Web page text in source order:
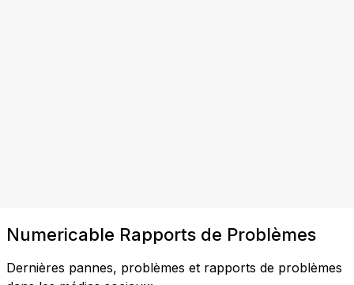
Numericable Rapports de Problèmes
Dernières pannes, problèmes et rapports de problèmes